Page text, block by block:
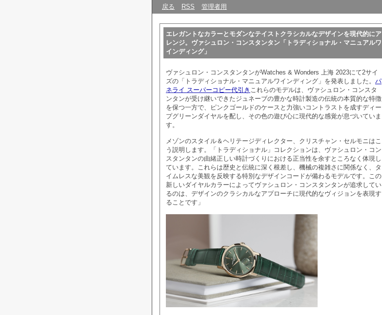
戻る RSS 管理者用
エレガントなカラーとモダンなテイストクラシカルなデザインを現代的にア
レンジ。ヴァシュロン・コンスタンタン「トラディショナル・マニュアルワ
インディング」
ヴァシュロン・コンスタンタンがWatches & Wonders 上海 2023にて2サイ
ズの「トラディショナル・マニュアルワインディング」を発表しました。 パ
ネライ スーパーコピー代引き これらのモデルは、ヴァシュロン・コンスタ
ンタンが受け継いできたジュネーブの豊かな時計製造の伝統の本質的な特徴
を保つ一方で、ピンクゴールドのケースと力強いコントラストを成すディー
プグリーンダイヤルを配し、その色の遊び心に現代的な感覚が息づいていま
す。
メゾンのスタイル＆ヘリテージディレクター、クリスチャン・セルモニはこ
う説明します。「トラディショナル」コレクションは、ヴァシュロン・コン
スタンタンの由緒正しい時計づくりにおける正当性を余すところなく体現し
ています。これらは歴史と伝統に深く根差し、機械の複雑さに関係なく、タ
イムレスな美観を反映する特別なデザインコードが備わるモデルです。この
新しいダイヤルカラーによってヴァシュロン・コンスタンタンが追求してい
るのは、デザインのクラシカルなアプローチに現代的なヴィジョンを表現す
ることです」